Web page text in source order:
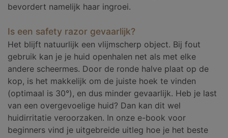
bevordert namelijk haar ingroei.
Is een safety razor gevaarlijk?
Het blijft natuurlijk een vlijmscherp object. Bij fout
gebruik kan je je huid openhalen net als met elke
andere scheermes. Door de ronde halve plaat op de
kop, is het makkelijk om de juiste hoek te vinden
(optimaal is 30°), en dus minder gevaarlijk. Heb je last
van een overgevoelige huid? Dan kan dit wel
huidirritatie veroorzaken. In onze e-book voor
beginners vind je uitgebreide uitleg hoe je het beste